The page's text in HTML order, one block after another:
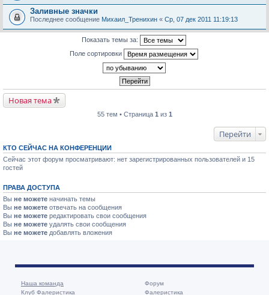
Заливные значки
Последнее сообщение Михаил_Тренихин « Ср, 07 дек 2011 11:19:13
Показать темы за:
Поле сортировки
Новая тема
55 тем • Страница 1 из 1
Перейти
КТО СЕЙЧАС НА КОНФЕРЕНЦИИ
Сейчас этот форум просматривают: нет зарегистрированных пользователей и 15
гостей
ПРАВА ДОСТУПА
Вы не можете начинать темы
Вы не можете отвечать на сообщения
Вы не можете редактировать свои сообщения
Вы не можете удалять свои сообщения
Вы не можете добавлять вложения
Наша команда
Клуб Фалеристика
Форум
Фалеристика